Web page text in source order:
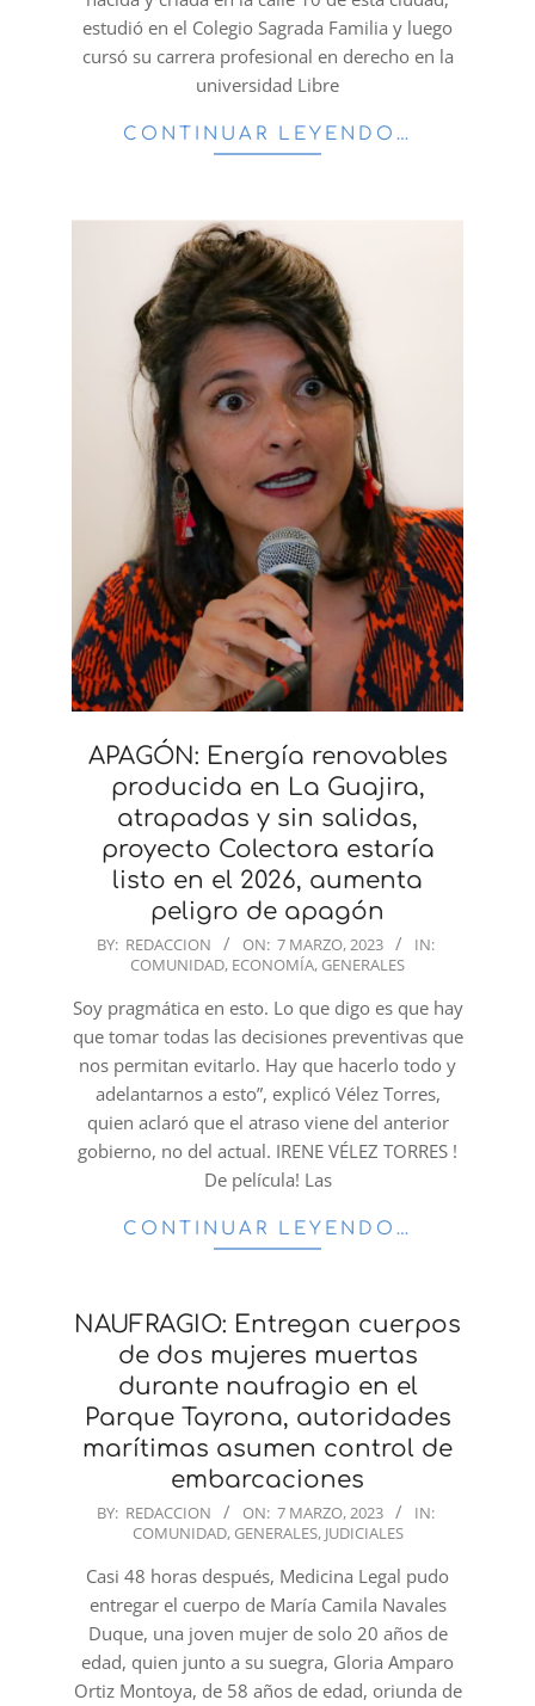
estudió en el Colegio Sagrada Familia y luego
cursó su carrera profesional en derecho en la
universidad Libre
CONTINUAR LEYENDO…
APAGÓN: Energía renovables
producida en La Guajira,
atrapadas y sin salidas,
proyecto Colectora estaría
listo en el 2026, aumenta
peligro de apagón
2023-
07
BY: REDACCION ON: 7 MARZO, 2023
IN:
COMUNIDAD, ECONOMÍA, GENERALES
Soy pragmática en esto. Lo que digo es que hay
que tomar todas las decisiones preventivas que
nos permitan evitarlo. Hay que hacerlo todo y
adelantarnos a esto”, explicó Vélez Torres,
quien aclaró que el atraso viene del anterior
gobierno, no del actual. IRENE VÉLEZ TORRES !
De película! Las
CONTINUAR LEYENDO…
NAUFRAGIO: Entregan cuerpos
de dos mujeres muertas
durante naufragio en el
Parque Tayrona, autoridades
marítimas asumen control de
embarcaciones
2023-
07
BY: REDACCION ON: 7 MARZO, 2023
IN:
COMUNIDAD, GENERALES, JUDICIALES
Casi 48 horas después, Medicina Legal pudo
entregar el cuerpo de María Camila Navales
Duque, una joven mujer de solo 20 años de
edad, quien junto a su suegra, Gloria Amparo
Ortiz Montoya, de 58 años de edad, oriunda de